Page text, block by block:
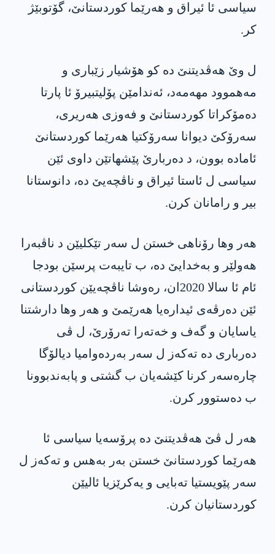
سیاسی ئا ئیراق و هه‌رێما كوردستانێ، گۆتوبێژ
كر.
ل وێ ھەڤدیتنێ دە کو ھۆشیار زێباری و
مەھموود مھەمەد، ئەندامێن پۆلیتبیرۆ ئا پارتا
دەمۆکراتا کوردستانێ و فەوزی ھەریری،
سەرۆکێ دیوانا سەرۆکتیا ھەرێما کوردستانێ
ئامادە بوون، د دەربارێ پێشھاتێن داوی ئێن
سیاسی ل ئاستا ئیراق و ناڤچەیێ دە، دانوستانا
بیر و رامانان کرن.
ھەر وھا رۆناھی خستن ل سەر تێكلیێن د ناڤبەرا
ھەولێر و بەخدایێ ده‌، ب تایبەت پرسێن بودجا
ئام ئا سالا 2020ان، رەوشا ناڤچەیێن کوردستانی
ئێن دەرڤەی ئیدارەیا ھەرێمێ و هه‌ر وها دارشتنا
یاسایان و گەف و خه‌ته‌را تەرۆرێ، ل ڤی
دەرباری دە تەکەز ل سەر بەردەوامیا دیالۆگا
چارەسەر کرنا کێشەیان ب گشتی و پابەندبوونا
ب دەستوور کرن.
ھەر ل ڤێ ھەڤدیتنێ دە پرۆسەیا سیاسی ئا
ھەرێما کوردستانێ خستن بەر بەھس و تەکەز ل
سەر پێویستیا تەبایی و یەکرێزیا ئالیێن
کوردستانیان کرن.